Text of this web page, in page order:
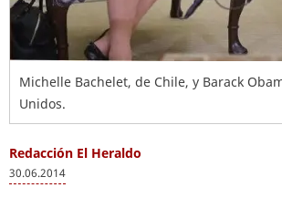
Michelle Bachelet, de Chile, y Barack
Unidos.
Redacción El Heraldo
30.06.2014